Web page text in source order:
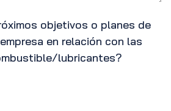
objetivos o planes de
en relación con las
lubricantes?